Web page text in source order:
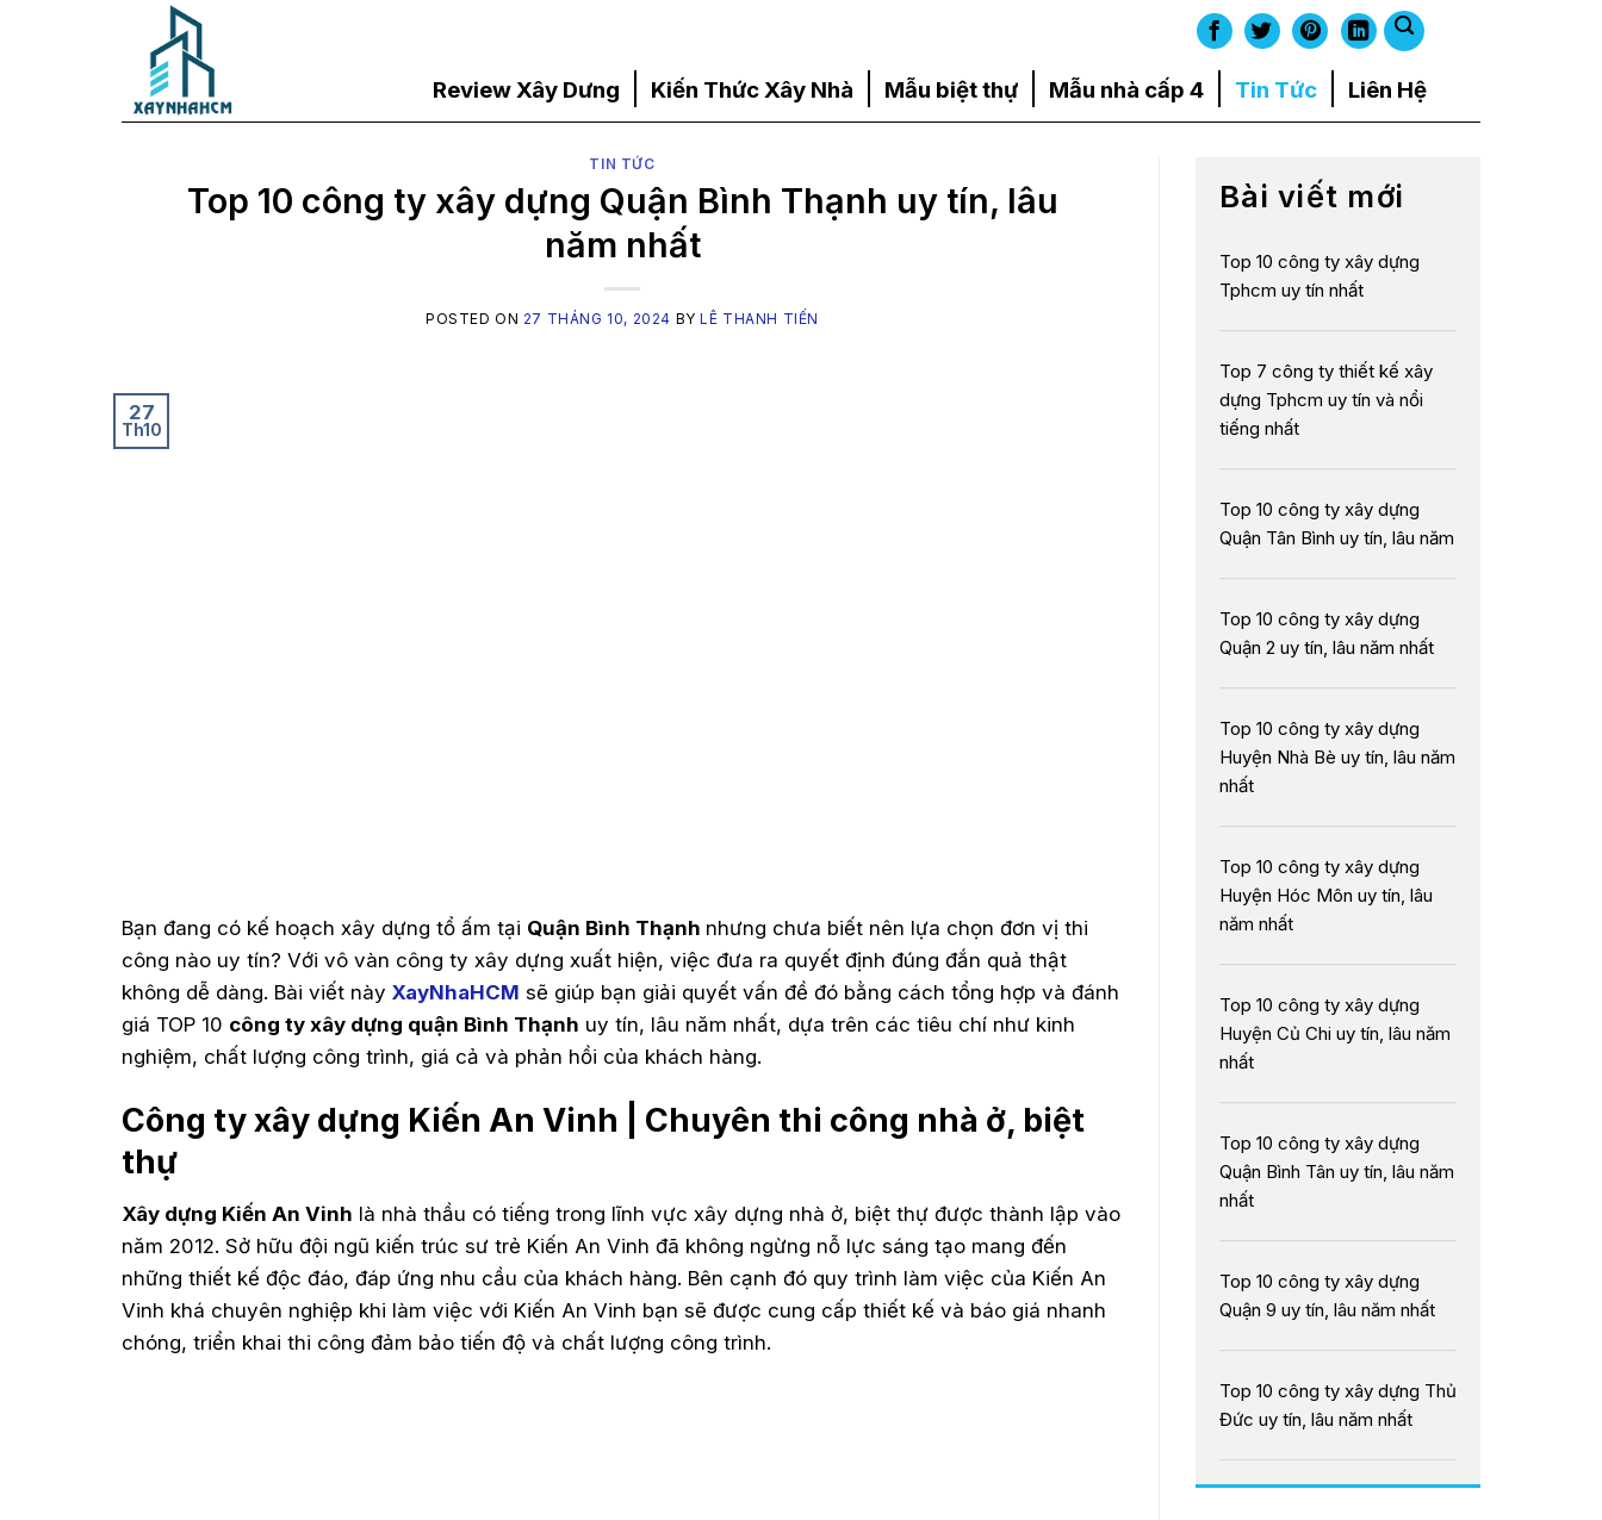
Review Xây Dưng Kiến Thức Xây Nhà Mẫu biệt thự Mẫu nhà cấp 4 Tin Tức Liên Hệ
TIN TỨC
Top 10 công ty xây dựng Quận Bình Thạnh uy tín, lâu
năm nhất
POSTED ON 27 THÁNG 10, 2024 BYLÊ THANH TIẾN
27
Th10
Bạn đang có kế hoạch xây dựng tổ ấm tại Quận Bình Thạnh nhưng chưa biết nên lựa chọn đơn vị thi
công nào uy tín? Với vô vàn công ty xây dựng xuất hiện, việc đưa ra quyết định đúng đắn quả thật
không dễ dàng. Bài viết này XayNhaHCM sẽ giúp bạn giải quyết vấn đề đó bằng cách tổng hợp và đánh
giá TOP 10 công ty xây dựng quận Bình Thạnh uy tín, lâu năm nhất, dựa trên các tiêu chí như kinh
nghiệm, chất lượng công trình, giá cả và phản hồi của khách hàng.
Công ty xây dựng Kiến An Vinh | Chuyên thi công nhà ở, biệt
thự
Xây dựng Kiến An Vinh là nhà thầu có tiếng trong lĩnh vực xây dựng nhà ở, biệt thự được thành lập vào
năm 2012. Sở hữu đội ngũ kiến trúc sư trẻ Kiến An Vinh đã không ngừng nỗ lực sáng tạo mang đến
những thiết kế độc đáo, đáp ứng nhu cầu của khách hàng. Bên cạnh đó quy trình làm việc của Kiến An
Vinh khá chuyên nghiệp khi làm việc với Kiến An Vinh bạn sẽ được cung cấp thiết kế và báo giá nhanh
chóng, triển khai thi công đảm bảo tiến độ và chất lượng công trình.
Bài viết mới
Top 10 công ty xây dựng
Tphcm uy tín nhất
Top 7 công ty thiết kế xây
dựng Tphcm uy tín và nổi
tiếng nhất
Top 10 công ty xây dựng
Quận Tân Bình uy tín, lâu năm
Top 10 công ty xây dựng
Quận 2 uy tín, lâu năm nhất
Top 10 công ty xây dựng
Huyện Nhà Bè uy tín, lâu năm
nhất
Top 10 công ty xây dựng
Huyện Hóc Môn uy tín, lâu
năm nhất
Top 10 công ty xây dựng
Huyện Củ Chi uy tín, lâu năm
nhất
Top 10 công ty xây dựng
Quận Bình Tân uy tín, lâu năm
nhất
Top 10 công ty xây dựng
Quận 9 uy tín, lâu năm nhất
Top 10 công ty xây dựng Thủ
Đức uy tín, lâu năm nhất